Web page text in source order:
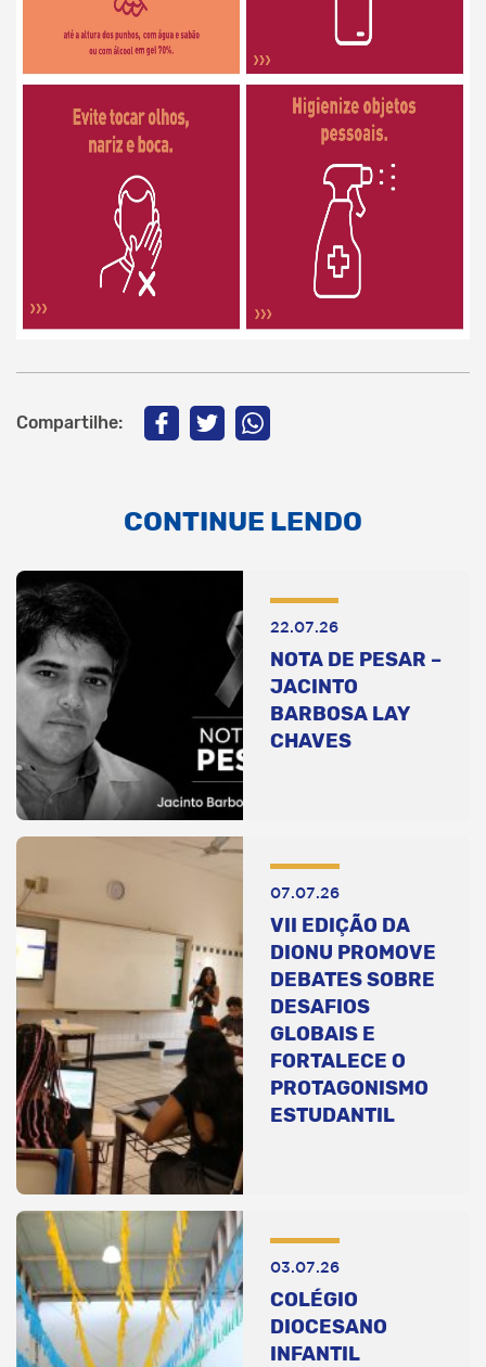
Compartilhe:
CONTINUE LENDO
22.07.26
NOTA DE PESAR –
JACINTO
BARBOSA LAY
CHAVES
07.07.26
VII EDIÇÃO DA
DIONU PROMOVE
DEBATES SOBRE
DESAFIOS
GLOBAIS E
FORTALECE O
PROTAGONISMO
ESTUDANTIL
03.07.26
COLÉGIO
DIOCESANO
INFANTIL